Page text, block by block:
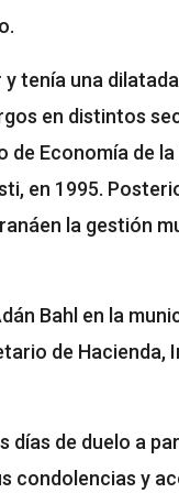
tenía una
en distintos
Economía de
en 1995.
la gestión
Bahl en la
de Hacienda,
de duelo a
condolencias y